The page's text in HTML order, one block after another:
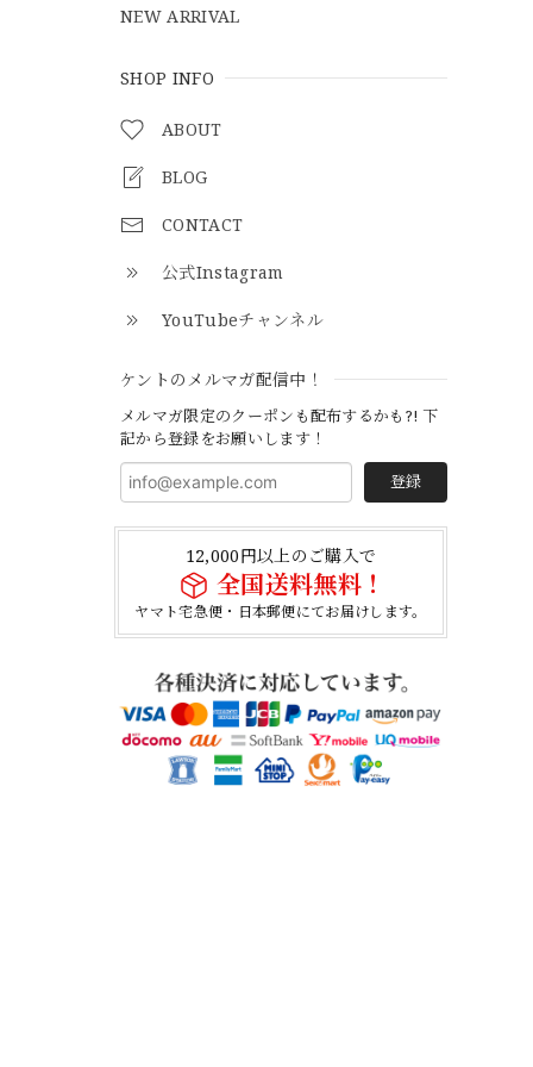
NEW ARRIVAL
SHOP INFO
ABOUT
BLOG
CONTACT
公式Instagram
YouTubeチャンネル
ケントのメルマガ配信中！
メルマガ限定のクーポンも配布するかも?! 下
記から登録をお願いします！
登録
12,000円以上のご購入で
全国送料無料！
ヤマト宅急便・日本郵便にてお届けします。